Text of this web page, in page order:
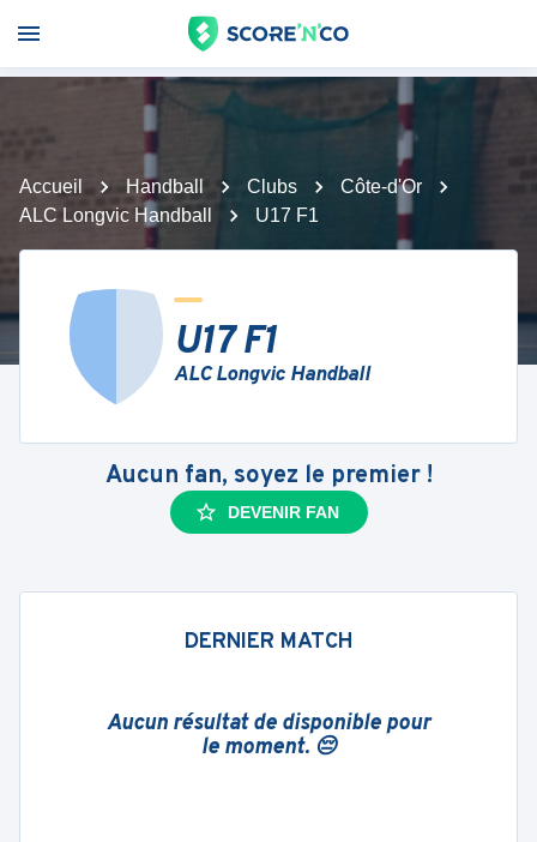
Accueil Handball Clubs
Côte-d'Or
ALC Longvic Handball
U17 F1
U17 F1
ALC Longvic Handball
Aucun fan, soyez le premier !
DEVENIR FAN
DERNIER MATCH
Aucun résultat de disponible pour
le moment. 😔